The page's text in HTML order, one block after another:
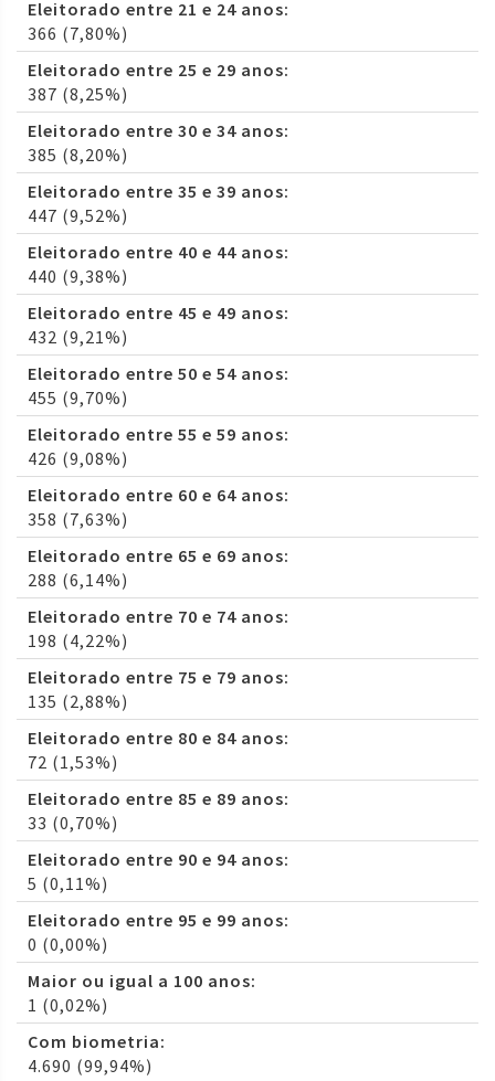
Eleitorado entre 21 e 24 anos:
366 (7,80%)
Eleitorado entre 25 e 29 anos:
387 (8,25%)
Eleitorado entre 30 e 34 anos:
385 (8,20%)
Eleitorado entre 35 e 39 anos:
447 (9,52%)
Eleitorado entre 40 e 44 anos:
440 (9,38%)
Eleitorado entre 45 e 49 anos:
432 (9,21%)
Eleitorado entre 50 e 54 anos:
455 (9,70%)
Eleitorado entre 55 e 59 anos:
426 (9,08%)
Eleitorado entre 60 e 64 anos:
358 (7,63%)
Eleitorado entre 65 e 69 anos:
288 (6,14%)
Eleitorado entre 70 e 74 anos:
198 (4,22%)
Eleitorado entre 75 e 79 anos:
135 (2,88%)
Eleitorado entre 80 e 84 anos:
72 (1,53%)
Eleitorado entre 85 e 89 anos:
33 (0,70%)
Eleitorado entre 90 e 94 anos:
5 (0,11%)
Eleitorado entre 95 e 99 anos:
0 (0,00%)
Maior ou igual a 100 anos:
1 (0,02%)
Com biometria:
4.690 (99,94%)